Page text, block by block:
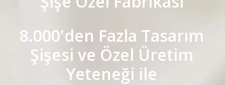
8.000'den Fazla Tasarım
Şişesi ve Özel Üretim
Yeteneği ile